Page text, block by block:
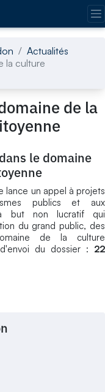
Actualités
la culture
de la
le domaine
lance un appel à projets
publics et aux
but non lucratif qui
du grand public, des
de la culture
du dossier : 22